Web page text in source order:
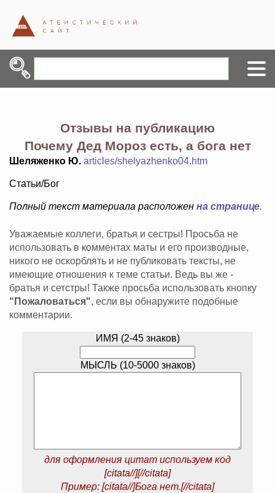
Отзывы на публикацию
Почему Дед Мороз есть, а бога нет
Шеляженко Ю. articles/shelyazhenko04.htm
Статьи/Бог
Полный текст материала расположен на странице.
Уважаемые коллеги, братья и сестры! Просьба не
использовать в комментах маты и его производные,
никого не оскорблять и не публиковать тексты, не
имеющие отношения к теме статьи. Ведь вы же -
братья и сетстры! Также просьба использовать кнопку
"Пожаловаться", если вы обнаружите подобные
комментарии.
ИМЯ (2-45 знаков)
МЫСЛЬ (10-5000 знаков)
для оформления цитат используем код
[citata//][//citata]
Пример: [citata//]Бога нет.[//citata]